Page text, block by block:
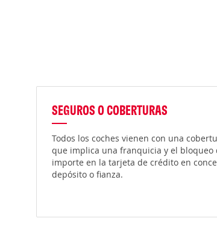
SEGUROS O COBERTURAS
Todos los coches vienen con una
que implica una franquicia y el bloqueo
importe en la tarjeta de crédito en
depósito o fianza.